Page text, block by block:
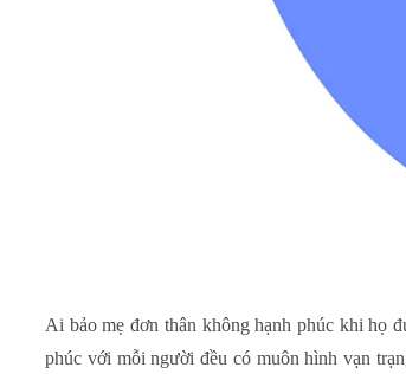
Ai bảo mẹ đơn thân không hạnh phúc khi họ
phúc với mỗi người đều có muôn hình vạn